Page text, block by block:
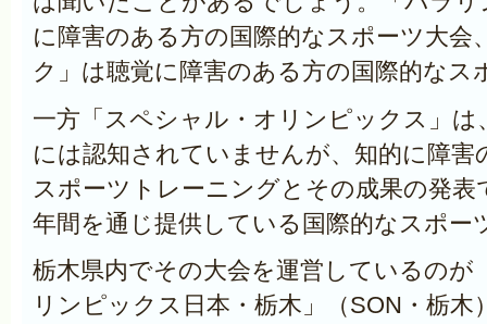
に障害のある方の国際的なスポーツ大会
ク」は聴覚に障害のある方の国際的なス
一方「スペシャル・オリンピックス」は
には認知されていませんが、知的に障害
スポーツトレーニングとその成果の発表
年間を通じ提供している国際的なスポー
栃木県内でその大会を運営しているのが
リンピックス日本・栃木」（SON・栃木